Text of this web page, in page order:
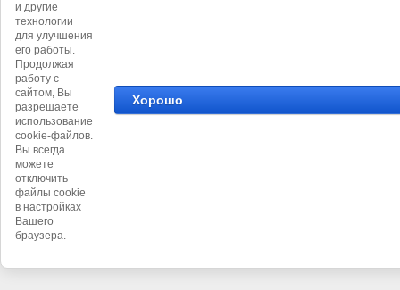
и другие
технологии
для улучшения
его работы.
Продолжая
работу с
сайтом, Вы
разрешаете
использование
cookie-файлов.
Вы всегда
можете
отключить
файлы cookie
в настройках
Вашего
браузера.
Хорошо